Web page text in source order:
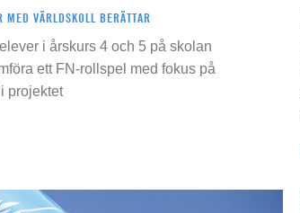
MED VÄRLDSKOLL BERÄTTAR
i årskurs 4 och 5 på skolan
ett FN-rollspel med fokus på
projektet